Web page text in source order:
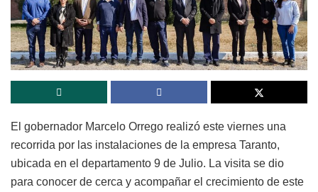
El gobernador Marcelo Orrego realizó este viernes una
recorrida por las instalaciones de la empresa Taranto,
ubicada en el departamento 9 de Julio. La visita se dio
para conocer de cerca y acompañar el crecimiento de este